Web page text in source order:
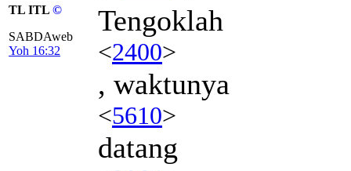
TL ITL ©
SABDAweb
Yoh 16:32
Tengoklah
<2400>
, waktunya
<5610>
datang